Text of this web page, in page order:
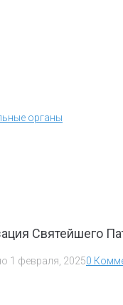
органы
Святейшего
1 февраля, 20250